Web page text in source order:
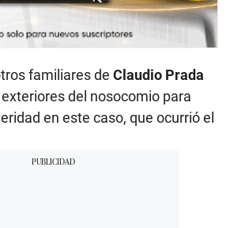
familiares de Claudio Prada
del nosocomio para
en este caso, que ocurrió el